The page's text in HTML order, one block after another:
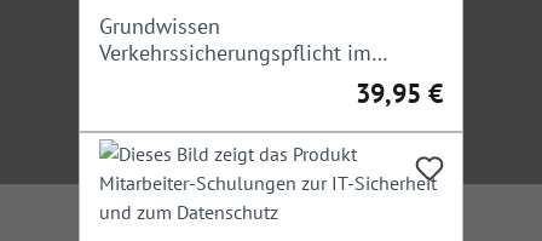
Grundwissen
Verkehrssicherungspflicht im
Regulärer Preis:
39,95 €